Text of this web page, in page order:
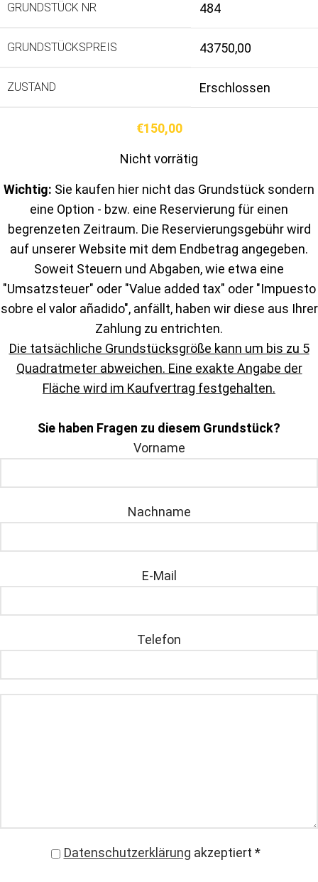
GRUNDSTÜCK NR 484
GRUNDSTÜCKSPREIS 43750,00
ZUSTAND Erschlossen
€150,00
Nicht vorrätig
Wichtig: Sie kaufen hier nicht das Grundstück sondern
eine Option - bzw. eine Reservierung für einen
begrenzeten Zeitraum. Die Reservierungsgebühr wird
auf unserer Website mit dem Endbetrag angegeben.
Soweit Steuern und Abgaben, wie etwa eine
"Umsatzsteuer" oder "Value added tax" oder "Impuesto
sobre el valor añadido", anfällt, haben wir diese aus Ihrer
Zahlung zu entrichten.
Die tatsächliche Grundstücksgröße kann um bis zu 5
Quadratmeter abweichen. Eine exakte Angabe der
Fläche wird im Kaufvertrag festgehalten.
Sie haben Fragen zu diesem Grundstück?
Vorname
Nachname
E-Mail
Telefon
Datenschutzerklärung akzeptiert *